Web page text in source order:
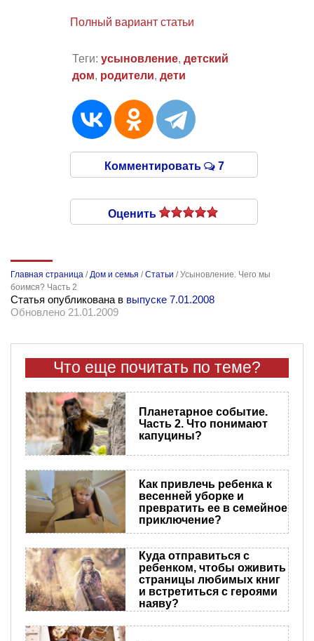
Полный вариант статьи
Теги: усыновление, детский
дом, родители, дети
Комментировать 7
Оценить
Главная страница /Дом и семья /Статьи /Усыновление. Чего мы
боимся? Часть 2
Статья опубликована в выпуске 7.01.2008
Обновлено 21.01.2009
Что еще почитать по теме?
Планетарное событие.
Часть 2. Что понимают
капуцины?
Как привлечь ребенка к
весенней уборке и
превратить ее в семейное
приключение?
Куда отправиться с
ребенком, чтобы оживить
страницы любимых книг
и встретиться с героями
наяву?